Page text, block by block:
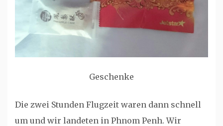
Geschenke
Die zwei Stunden Flugzeit waren dann schnell
um und wir landeten in Phnom Penh. Wir